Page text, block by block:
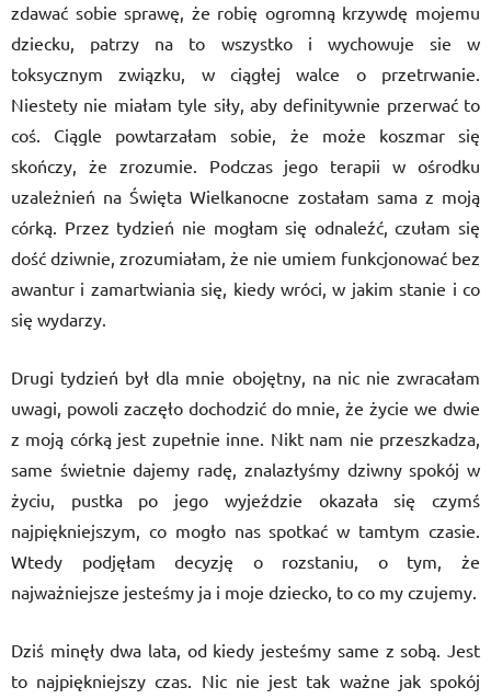
zdawać sobie sprawę, że robię ogromną krzywdę mojemu
dziecku, patrzy na to wszystko i wychowuje sie w
toksycznym związku, w ciągłej walce o przetrwanie.
Niestety nie miałam tyle siły, aby definitywnie przerwać to
coś. Ciągle powtarzałam sobie, że może koszmar się
skończy, że zrozumie. Podczas jego terapii w ośrodku
uzależnień na Święta Wielkanocne zostałam sama z moją
córką. Przez tydzień nie mogłam się odnaleźć, czułam się
dość dziwnie, zrozumiałam, że nie umiem funkcjonować bez
awantur i zamartwiania się, kiedy wróci, w jakim stanie i co
się wydarzy.
Drugi tydzień był dla mnie obojętny, na nic nie zwracałam
uwagi, powoli zaczęło dochodzić do mnie, że życie we dwie
z moją córką jest zupełnie inne. Nikt nam nie przeszkadza,
same świetnie dajemy radę, znalazłyśmy dziwny spokój w
życiu, pustka po jego wyjeździe okazała się czymś
najpiękniejszym, co mogło nas spotkać w tamtym czasie.
Wtedy podjęłam decyzję o rozstaniu, o tym, że
najważniejsze jesteśmy ja i moje dziecko, to co my czujemy.
Dziś minęły dwa lata, od kiedy jesteśmy same z sobą. Jest
to najpiękniejszy czas. Nic nie jest tak ważne jak spokój